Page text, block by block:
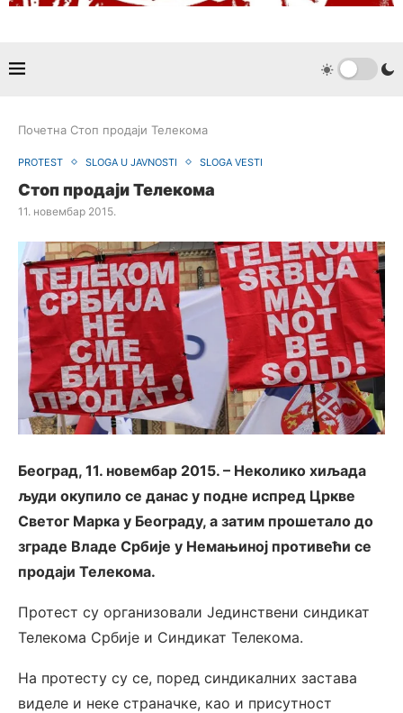
Почетна Стоп продаји Телекома
PROTEST SLOGA U JAVNOSTI SLOGA VESTI
Стоп продаји Телекома
11. новембар 2015.
Београд, 11. новембар 2015. – Неколико хиљада
људи окупило се данас у подне испред Цркве
Светог Марка у Београду, а затим прошетало до
зграде Владе Србије у Немањиној противећи се
продаји Телекома.
Протест су организовали Јединствени синдикат
Телекома Србије и Синдикат Телекома.
На протесту су се, поред синдикалних застава
виделе и неке страначке, као и присутност